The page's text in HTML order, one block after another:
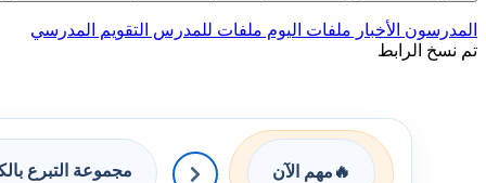
المدرسون الأخبار ملفات اليوم ملفات للمدرس التقويم المدرسي
تم نسخ الرابط
🔥 مهم الآن مجموعة التبرع